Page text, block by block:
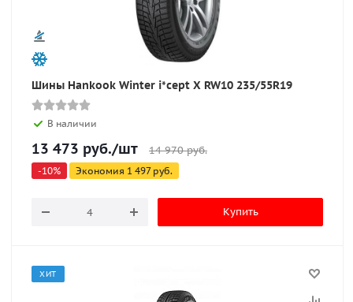
Шины Hankook Winter i*cept X RW10 235/55R19
В наличии
13 473 руб./шт 14 970руб.
-10% Экономия 1 497руб.
Купить
ХИТ